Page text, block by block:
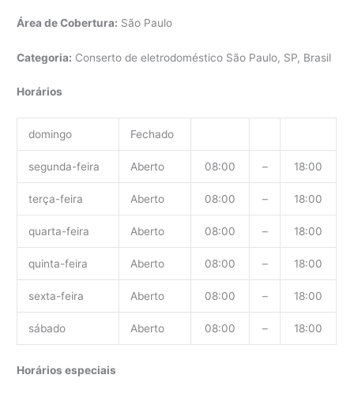
Área de Cobertura: São Paulo
Categoria: Conserto de eletrodoméstico São Paulo, SP, Brasil
Horários
domingo Fechado
segunda-feira Aberto 08:00 – 18:00
terça-feira Aberto 08:00 – 18:00
quarta-feira Aberto 08:00 – 18:00
quinta-feira Aberto 08:00 – 18:00
sexta-feira Aberto 08:00 – 18:00
sábado Aberto 08:00 – 18:00
Horários especiais